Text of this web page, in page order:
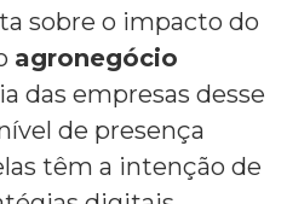
sobre o impacto do
agronegócio
das empresas desse
de presença
têm a intenção de